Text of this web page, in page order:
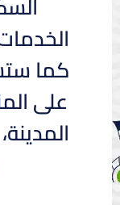
كما
على